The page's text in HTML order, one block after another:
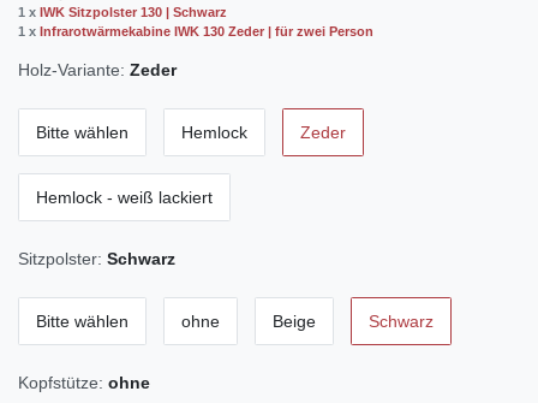
1 x IWK Sitzpolster 130 | Schwarz
1 x Infrarotwärmekabine IWK 130 Zeder | für zwei Person
Holz-Variante: Zeder
Bitte wählen Hemlock Zeder
Hemlock - weiß lackiert
Sitzpolster: Schwarz
Bitte wählen ohne Beige Schwarz
Kopfstütze: ohne